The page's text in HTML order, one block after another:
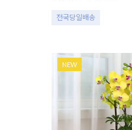
전국당일배송
NEW